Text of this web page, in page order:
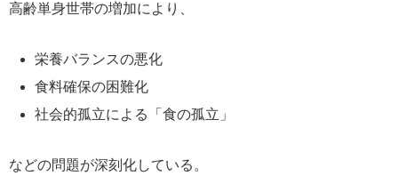
高齢単身世帯の増加により、
栄養バランスの悪化
食料確保の困難化
社会的孤立による「食の孤立」
などの問題が深刻化している。